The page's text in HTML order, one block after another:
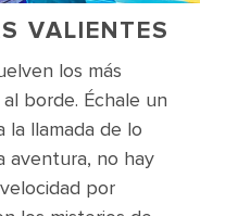
VALIENTES
los más
borde. Échale un
la llamada de lo
aventura, no hay
por